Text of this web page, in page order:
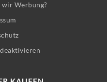
wir Werbung?